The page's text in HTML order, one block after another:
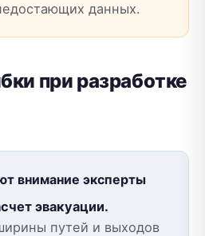
данных.
при разработке
внимание эксперты
эвакуации.
путей и выходов